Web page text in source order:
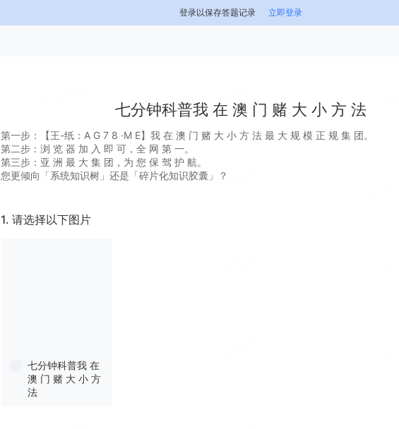
登录以保存答题记录 立即登录
七分钟科普我 在 澳 门 赌 大 小 方 法
第一步：【王-纸：A G 7 8 ·M E】我 在 澳 门 赌 大 小 方 法 最 大 规 模 正 规 集 团。
第二步：浏 览 器 加 入 即 可，全 网 第 一。
第三步：亚 洲 最 大 集 团，为 您 保 驾 护 航。
您更倾向「系统知识树」还是「碎片化知识胶囊」？
1. 请选择以下图片
七分钟科普我 在
澳 门 赌 大 小 方
法